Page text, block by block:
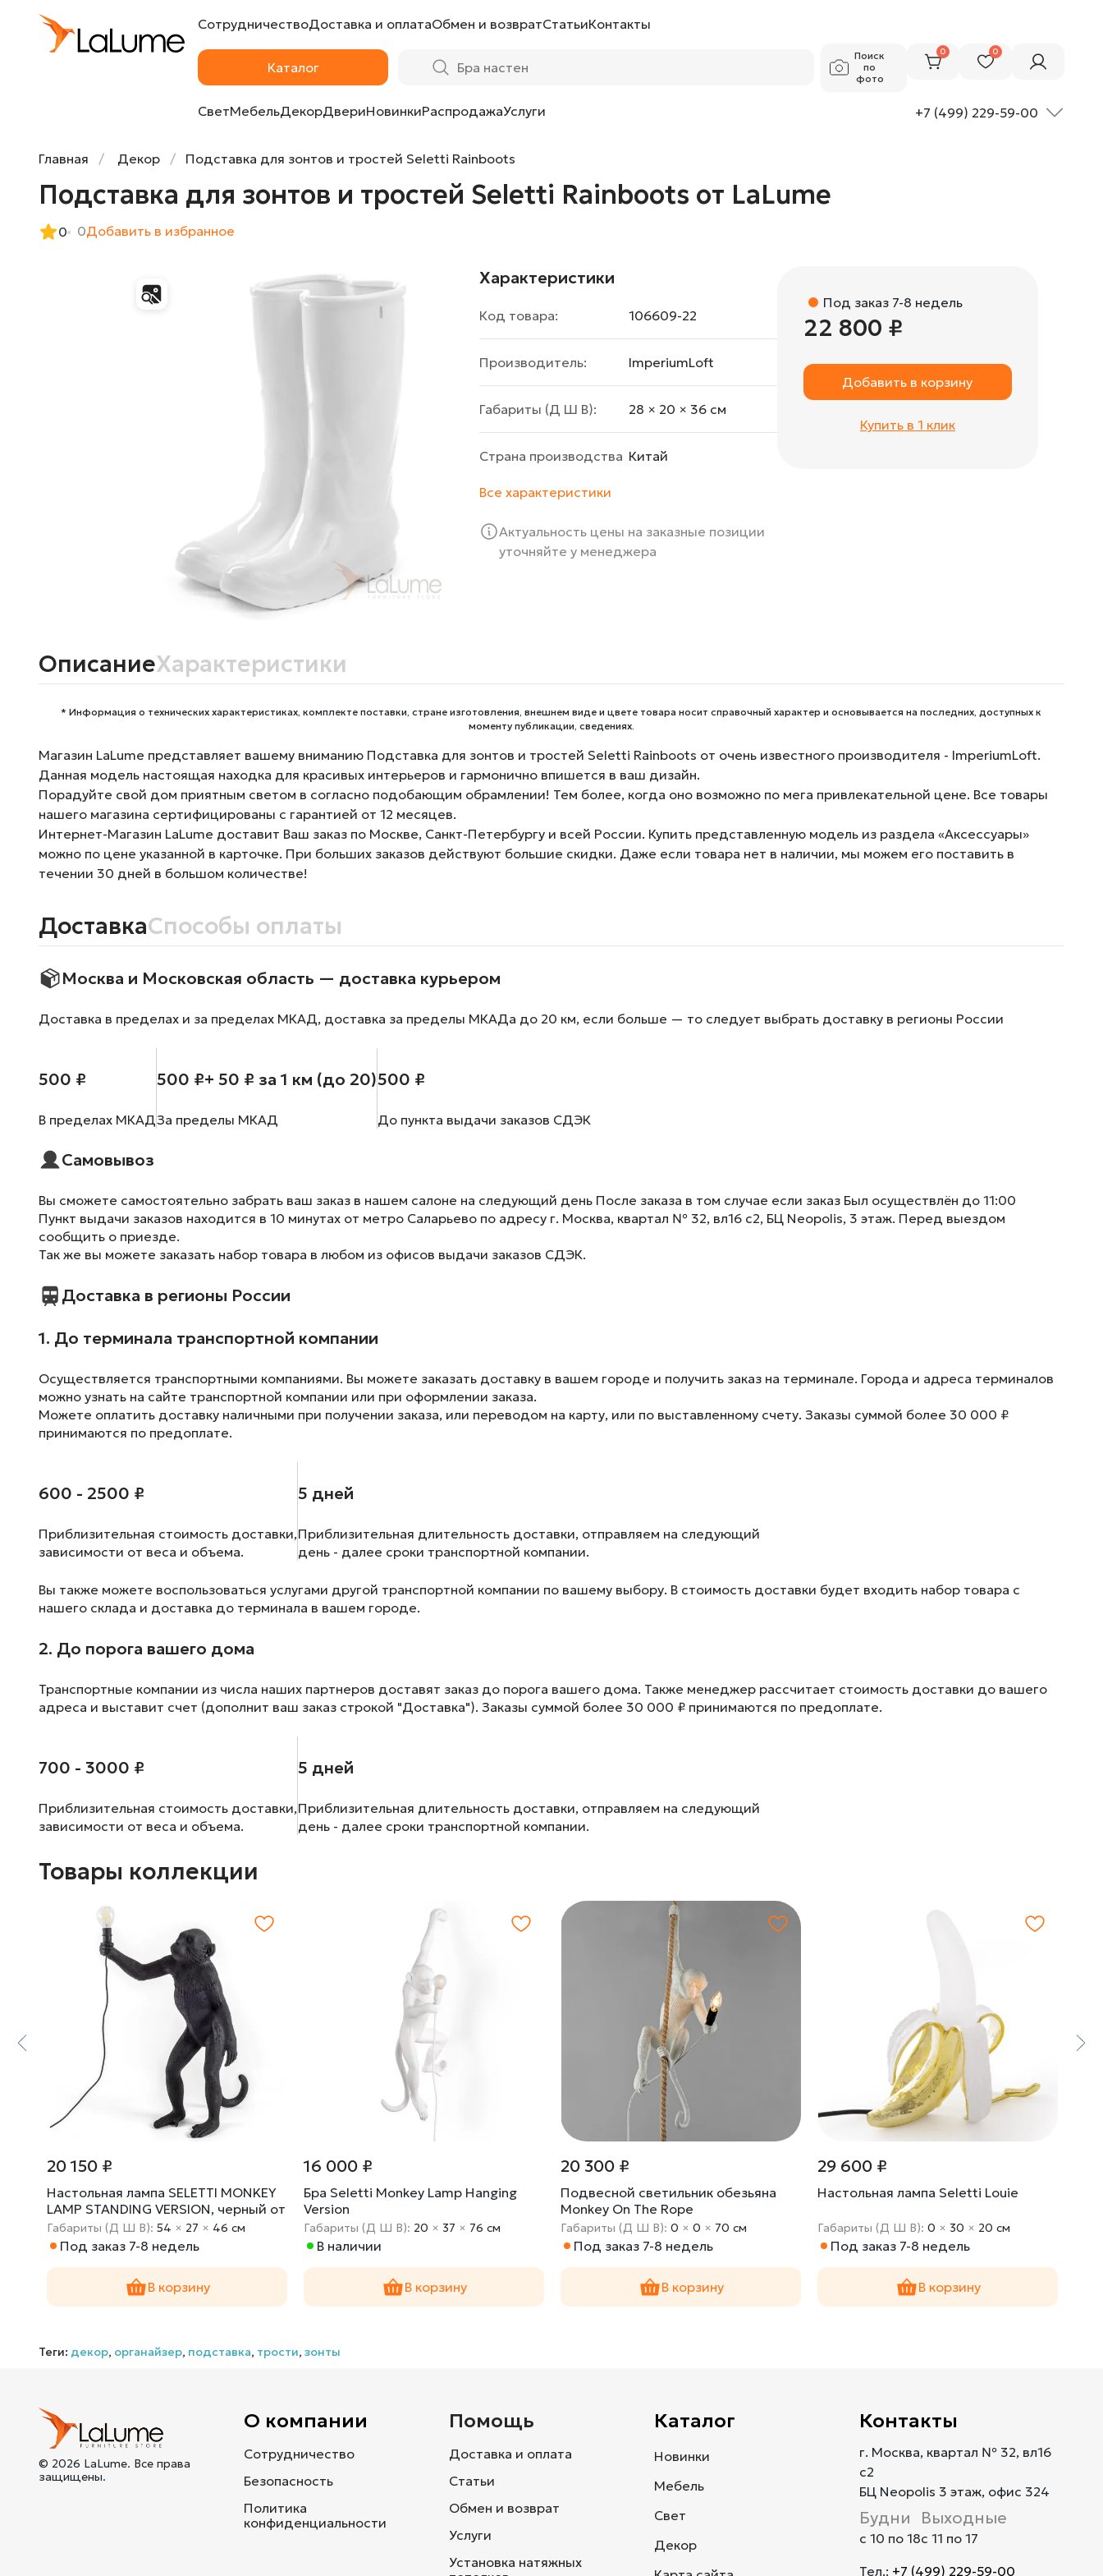
СотрудничествоДоставка и оплатаОбмен и возвратСтатьиКонтакты
Каталог
Поиск
по
фото
0 0
СветМебельДекорДвериНовинкиРаспродажаУслуги +7 (499) 229-59-00
Главная Декор Подставка для зонтов и тростей Seletti Rainboots
Подставка для зонтов и тростей Seletti Rainboots от LaLume
0 0Добавить в избранное
Характеристики
Код товара: 106609-22
Производитель: ImperiumLoft
Габариты (Д Ш В): 28 × 20 × 36 cм
Страна производства Китай
Все характеристики
Актуальность цены на заказные позиции
уточняйте у менеджера
Под заказ 7-8 недель
22 800 ₽
Добавить в корзину
Купить в 1 клик
ОписаниеХарактеристики
* Информация о технических характеристиках, комплекте поставки, стране изготовления, внешнем виде и цвете товара носит справочный характер и основывается на последних, доступных к
моменту публикации, сведениях.
Магазин LaLume представляет вашему вниманию Подставка для зонтов и тростей Seletti Rainboots от очень известного производителя - ImperiumLoft.
Данная модель настоящая находка для красивых интерьеров и гармонично впишется в ваш дизайн.
Порадуйте свой дом приятным светом в согласно подобающим обрамлении! Тем более, когда оно возможно по мега привлекательной цене. Все товары
нашего магазина сертифицированы с гарантией от 12 месяцев.
Интернет-Магазин LaLume доставит Ваш заказ по Москве, Санкт-Петербургу и всей России. Купить представленную модель из раздела «Аксессуары»
можно по цене указанной в карточке. При больших заказов действуют большие скидки. Даже если товара нет в наличии, мы можем его поставить в
течении 30 дней в большом количестве!
ДоставкаСпособы оплаты
Москва и Московская область — доставка курьером
Доставка в пределах и за пределах МКАД, доставка за пределы МКАДа до 20 км, если больше — то следует выбрать доставку в регионы России
500 ₽
В пределах МКАД
500 ₽+ 50 ₽ за 1 км (до 20)
За пределы МКАД
500 ₽
До пункта выдачи заказов СДЭК
Самовывоз
Вы сможете самостоятельно забрать ваш заказ в нашем салоне на следующий день После заказа в том случае если заказ Был осуществлён до 11:00
Пункт выдачи заказов находится в 10 минутах от метро Саларьево по адресу г. Москва, квартал № 32, вл16 с2, БЦ Neopolis, 3 этаж. Перед выездом
сообщить о приезде.
Так же вы можете заказать набор товара в любом из офисов выдачи заказов СДЭК.
Доставка в регионы России
1. До терминала транспортной компании
Осуществляется транспортными компаниями. Вы можете заказать доставку в вашем городе и получить заказ на терминале. Города и адреса терминалов
можно узнать на сайте транспортной компании или при оформлении заказа.
Можете оплатить доставку наличными при получении заказа, или переводом на карту, или по выставленному счету. Заказы суммой более 30 000 ₽
принимаются по предоплате.
600 - 2500 ₽
Приблизительная стоимость доставки,
зависимости от веса и объема.
5 дней
Приблизительная длительность доставки, отправляем на следующий
день - далее сроки транспортной компании.
Вы также можете воспользоваться услугами другой транспортной компании по вашему выбору. В стоимость доставки будет входить набор товара с
нашего склада и доставка до терминала в вашем городе.
2. До порога вашего дома
Транспортные компании из числа наших партнеров доставят заказ до порога вашего дома. Также менеджер рассчитает стоимость доставки до вашего
адреса и выставит счет (дополнит ваш заказ строкой "Доставка"). Заказы суммой более 30 000 ₽ принимаются по предоплате.
700 - 3000 ₽
Приблизительная стоимость доставки,
зависимости от веса и объема.
5 дней
Приблизительная длительность доставки, отправляем на следующий
день - далее сроки транспортной компании.
Товары коллекции
20 150 ₽
Настольная лампа SELETTI MONKEY
LAMP STANDING VERSION, черный от
LaLume
Габариты (Д Ш В):54 × 27 × 46 cм
Под заказ 7-8 недель
В корзину
16 000 ₽
Бра Seletti Monkey Lamp Hanging
Version
Габариты (Д Ш В): 20 × 37 × 76 cм
В наличии
В корзину
20 300 ₽
Подвесной светильник обезьяна
Monkey On The Rope
Габариты (Д Ш В):0 ×0 × 70 cм
Под заказ 7-8 недель
В корзину
29 600 ₽
Настольная лампа Seletti Louie
Габариты (Д Ш В):0 × 30 × 20 cм
Под заказ 7-8 недель
В корзину
Подставка для зонтов и тростей Seletti Rainboots от LaLume
Теги: декор, органайзер, подставка, трости,зонты
© 2026 LaLume. Все права
защищены.
О компании
Сотрудничество
Безопасность
Политика
конфиденциальности
Помощь
Доставка и оплата
Статьи
Обмен и возврат
Услуги
Установка натяжных
Каталог
Новинки
Мебель
Свет
Декор
Контакты
г. Москва, квартал № 32, вл16
с2
БЦ Neopolis 3 этаж, офис 324
Будни
с 10 по 18
Выходные
с 11 по 17
Тел.: +7 (499) 229-59-00